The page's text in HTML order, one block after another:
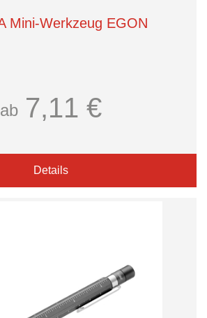
Mini-Werkzeug EGON
ab 7,11 €
Details